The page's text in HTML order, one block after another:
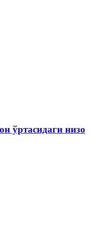
ўртасидаги низо